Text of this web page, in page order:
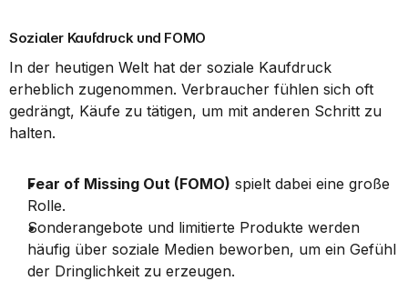
Sozialer Kaufdruck und FOMO
In der heutigen Welt hat der soziale Kaufdruck
erheblich zugenommen. Verbraucher fühlen sich oft
gedrängt, Käufe zu tätigen, um mit anderen Schritt zu
halten.
Fear of Missing Out (FOMO) spielt dabei eine große
Rolle.
Sonderangebote und limitierte Produkte werden
häufig über soziale Medien beworben, um ein Gefühl
der Dringlichkeit zu erzeugen.